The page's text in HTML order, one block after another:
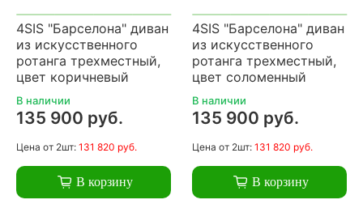
4SIS "Барселона" диван
из искусственного
ротанга трехместный,
цвет коричневый
В наличии
135 900 руб.
Цена от 2шт: 131 820 руб.
В корзину
4SIS "Барселона" диван
из искусственного
ротанга трехместный,
цвет соломенный
В наличии
135 900 руб.
Цена от 2шт: 131 820 руб.
В корзину